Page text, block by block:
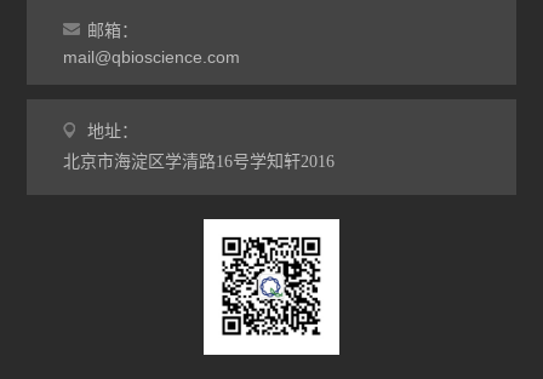
邮箱：
mail@qbioscience.com
地址：
北京市海淀区学清路16号学知轩2016